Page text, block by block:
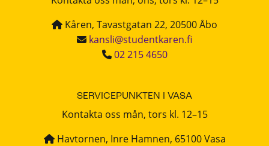
Kåren, Tavastgatan 22, 20500 Åbo
kansli@studentkaren.fi
02 215 4650
SERVICEPUNKTEN I VASA
Kontakta oss mån, tors kl. 12–15
Havtornen, Inre Hamnen, 65100 Vasa